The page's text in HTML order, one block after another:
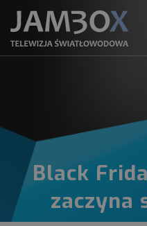
Black
zaczyna